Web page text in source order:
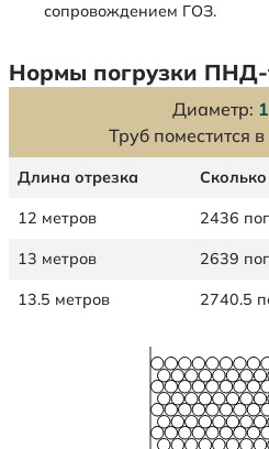
сопровождением ГОЗ.
Нормы погрузки ПНД-
Диаметр:
Труб поместится
Длина отрезка
12 метров 2436
13 метров 2639
13.5 метров 2740.5